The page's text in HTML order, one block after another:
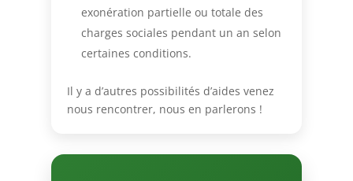
exonération partielle ou totale des
charges sociales pendant un an selon
certaines conditions.
Il y a d’autres possibilités d’aides venez
nous rencontrer, nous en parlerons !